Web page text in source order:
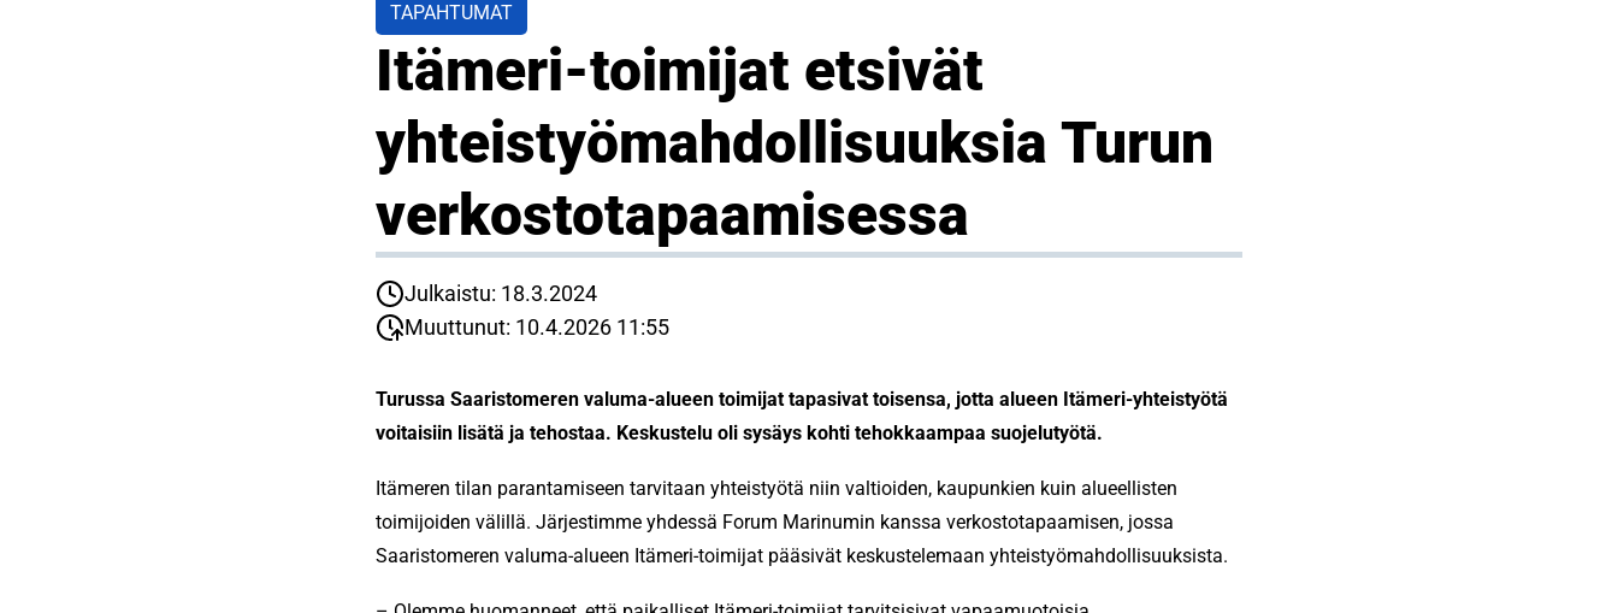
TAPAHTUMAT
Itämeri-toimijat etsivät
yhteistyömahdollisuuksia Turun
verkostotapaamisessa
Julkaistu: 18.3.2024
Muuttunut: 10.4.2026 11:55
Turussa Saaristomeren valuma-alueen toimijat tapasivat toisensa, jotta alueen Itämeri-yhteistyötä
voitaisiin lisätä ja tehostaa. Keskustelu oli sysäys kohti tehokkaampaa suojelutyötä.
Itämeren tilan parantamiseen tarvitaan yhteistyötä niin valtioiden, kaupunkien kuin alueellisten
toimijoiden välillä. Järjestimme yhdessä Forum Marinumin kanssa verkostotapaamisen, jossa
Saaristomeren valuma-alueen Itämeri-toimijat pääsivät keskustelemaan yhteistyömahdollisuuksista.